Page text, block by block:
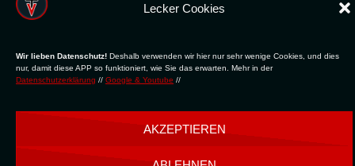
Lecker Cookies
Wir lieben Datenschutz! Deshalb verwenden wir hier nur sehr wenige Cookies, und dies
nur, damit diese APP so funktioniert, wie Sie das erwarten. Mehr in der
Datenschutzerklärung // Google & Youtube //
AKZEPTIEREN